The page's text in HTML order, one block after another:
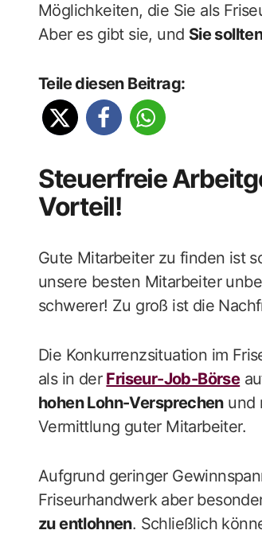
Möglichkeiten, die Sie als
Aber es gibt sie, und Sie
Teile diesen Beitrag:
Steuerfreie
Vorteil!
Gute Mitarbeiter zu finden ist
unsere besten Mitarbeiter
schwerer! Zu groß ist die
Die Konkurrenzsituation im
als in der Friseur-Job-Börse
hohen Lohn-Versprechenund
Vermittlung guter Mitarbeiter.
Aufgrund geringer
Friseurhandwerk aber
zu entlohnen. Schließlich